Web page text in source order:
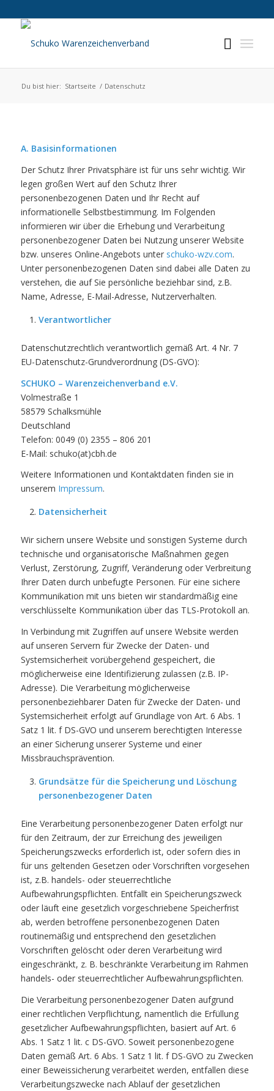
Du bist hier: Startseite / Datenschutz
A. Basisinformationen
Der Schutz Ihrer Privatsphäre ist für uns sehr wichtig. Wir
legen großen Wert auf den Schutz Ihrer
personenbezogenen Daten und Ihr Recht auf
informationelle Selbstbestimmung. Im Folgenden
informieren wir über die Erhebung und Verarbeitung
personenbezogener Daten bei Nutzung unserer Website
bzw. unseres Online-Angebots unter schuko-wzv.com.
Unter personenbezogenen Daten sind dabei alle Daten zu
verstehen, die auf Sie persönliche beziehbar sind, z.B.
Name, Adresse, E-Mail-Adresse, Nutzerverhalten.
Verantwortlicher
Datenschutzrechtlich verantwortlich gemäß Art. 4 Nr. 7
EU-Datenschutz-Grundverordnung (DS-GVO):
SCHUKO – Warenzeichenverband e.V.
Volmestraße 1
58579 Schalksmühle
Deutschland
Telefon: 0049 (0) 2355 – 806 201
E-Mail: schuko(at)cbh.de
Weitere Informationen und Kontaktdaten finden sie in
unserem Impressum.
Datensicherheit
Wir sichern unsere Website und sonstigen Systeme durch
technische und organisatorische Maßnahmen gegen
Verlust, Zerstörung, Zugriff, Veränderung oder Verbreitung
Ihrer Daten durch unbefugte Personen. Für eine sichere
Kommunikation mit uns bieten wir standardmäßig eine
verschlüsselte Kommunikation über das TLS-Protokoll an.
In Verbindung mit Zugriffen auf unsere Website werden
auf unseren Servern für Zwecke der Daten- und
Systemsicherheit vorübergehend gespeichert, die
möglicherweise eine Identifizierung zulassen (z.B. IP-
Adresse). Die Verarbeitung möglicherweise
personenbeziehbarer Daten für Zwecke der Daten- und
Systemsicherheit erfolgt auf Grundlage von Art. 6 Abs. 1
Satz 1 lit. f DS-GVO und unserem berechtigten Interesse
an einer Sicherung unserer Systeme und einer
Missbrauchsprävention.
Grundsätze für die Speicherung und Löschung
personenbezogener Daten
Eine Verarbeitung personenbezogener Daten erfolgt nur
für den Zeitraum, der zur Erreichung des jeweiligen
Speicherungszwecks erforderlich ist, oder sofern dies in
für uns geltenden Gesetzen oder Vorschriften vorgesehen
ist, z.B. handels- oder steuerrechtliche
Aufbewahrungspflichten. Entfällt ein Speicherungszweck
oder läuft eine gesetzlich vorgeschriebene Speicherfrist
ab, werden betroffene personenbezogenen Daten
routinemäßig und entsprechend den gesetzlichen
Vorschriften gelöscht oder deren Verarbeitung wird
eingeschränkt, z. B. beschränkte Verarbeitung im Rahmen
handels- oder steuerrechtlicher Aufbewahrungspflichten.
Die Verarbeitung personenbezogener Daten aufgrund
einer rechtlichen Verpflichtung, namentlich die Erfüllung
gesetzlicher Aufbewahrungspflichten, basiert auf Art. 6
Abs. 1 Satz 1 lit. c DS-GVO. Soweit personenbezogene
Daten gemäß Art. 6 Abs. 1 Satz 1 lit. f DS-GVO zu Zwecken
einer Beweissicherung verarbeitet werden, entfallen diese
Verarbeitungszwecke nach Ablauf der gesetzlichen